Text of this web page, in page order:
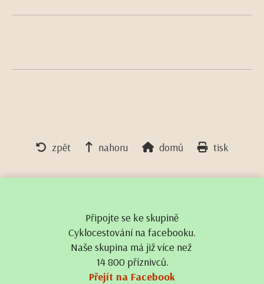
zpět nahoru domů tisk
Připojte se ke skupině
Cyklocestování na facebooku.
Naše skupina má již více než
14 800 příznivců.
Přejít na Facebook